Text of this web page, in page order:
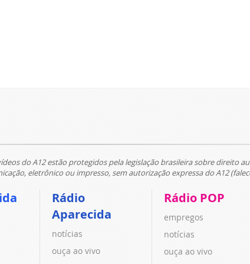
do A12 estão protegidos pela legislação brasileira sobre direito
eletrônico ou impresso, sem autorização expressa do A12
Rádio
Aparecida
notícias
ouça ao vivo
Rádio POP
empregos
notícias
ouça ao vivo